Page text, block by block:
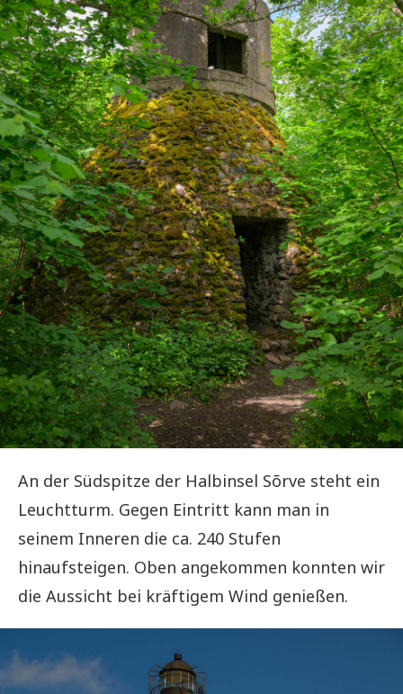
An der Südspitze der Halbinsel Sõrve steht ein
Leuchtturm. Gegen Eintritt kann man in
seinem Inneren die ca. 240 Stufen
hinaufsteigen. Oben angekommen konnten wir
die Aussicht bei kräftigem Wind genießen.